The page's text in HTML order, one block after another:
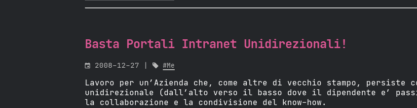
Basta Portali Intranet Unidirezionali!
 2008-12-27 |  #Me
Lavoro per un’Azienda che, come altre di vecchio stampo, persiste
unidirezionale (dall’alto verso il basso dove il dipendente e’
la collaborazione e la condivisione del know-how.